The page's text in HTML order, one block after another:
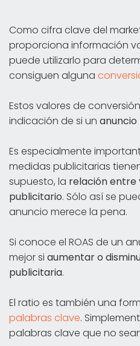
Como cifra clave del
proporciona información
puede utilizarlo para
consiguen alguna
Estos valores de
indicación de si un
Es especialmente
medidas publicitarias
supuesto, la relación entre
publicitario. Sólo así se
anuncio merece la pena.
Si conoce el ROAS de un
mejor si aumentar o
publicitaria.
El ratio es también una
palabras clave.
palabras clave que no